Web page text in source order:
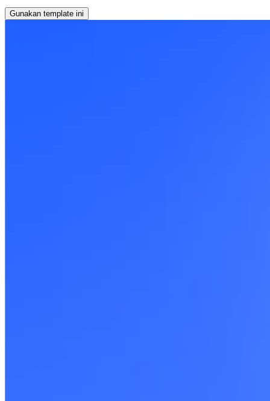
Gunakan template ini